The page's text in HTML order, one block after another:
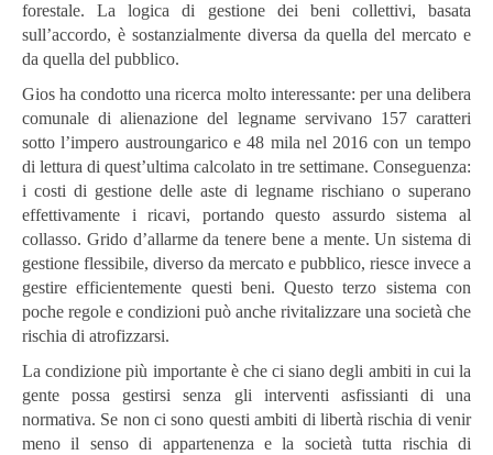
forestale. La logica di gestione dei beni collettivi, basata
sull’accordo, è sostanzialmente diversa da quella del mercato e
da quella del pubblico.
Gios ha condotto una ricerca molto interessante: per una delibera
comunale di alienazione del legname servivano 157 caratteri
sotto l’impero austroungarico e 48 mila nel 2016 con un tempo
di lettura di quest’ultima calcolato in tre settimane. Conseguenza:
i costi di gestione delle aste di legname rischiano o superano
effettivamente i ricavi, portando questo assurdo sistema al
collasso. Grido d’allarme da tenere bene a mente. Un sistema di
gestione flessibile, diverso da mercato e pubblico, riesce invece a
gestire efficientemente questi beni. Questo terzo sistema con
poche regole e condizioni può anche rivitalizzare una società che
rischia di atrofizzarsi.
La condizione più importante è che ci siano degli ambiti in cui la
gente possa gestirsi senza gli interventi asfissianti di una
normativa. Se non ci sono questi ambiti di libertà rischia di venir
meno il senso di appartenenza e la società tutta rischia di